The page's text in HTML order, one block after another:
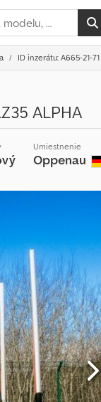
ID inzerátu: A665-21-71
ALPHA
Umiestnenie
Oppenau